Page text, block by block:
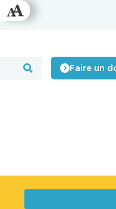
Faire un